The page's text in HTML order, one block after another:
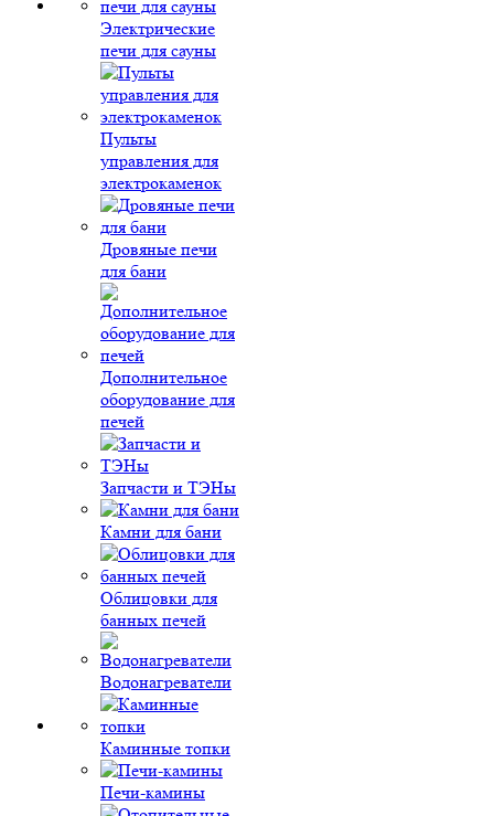
Электрические
печи для сауны
Пульты
управления для
электрокаменок
Дровяные печи
для бани
Дополнительное
оборудование для
печей
Запчасти и ТЭНы
Камни для бани
Облицовки для
банных печей
Водонагреватели
Каминные топки
Печи-камины